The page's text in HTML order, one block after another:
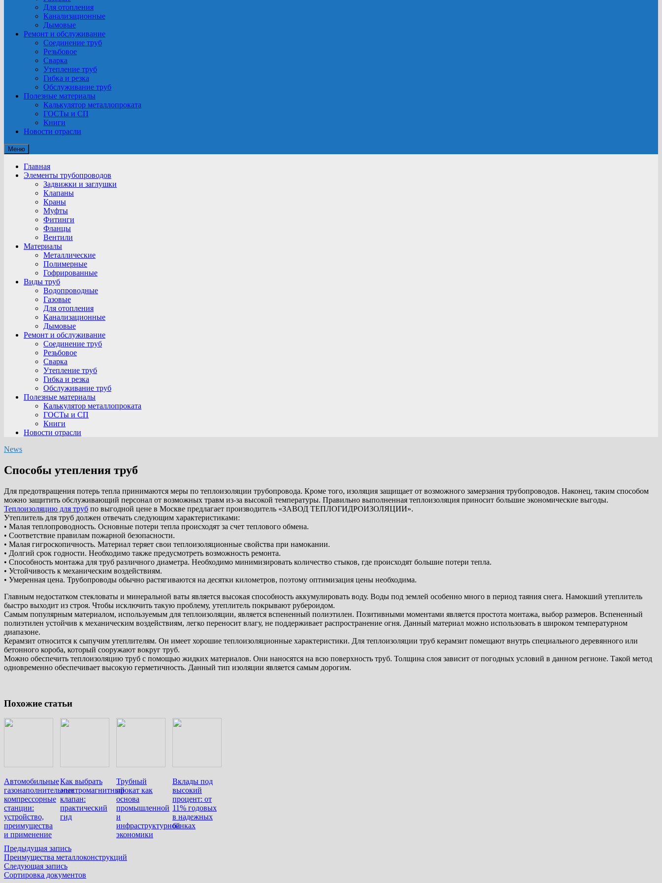
Для отопления
Канализационные
Дымовые
Ремонт и обслуживание
Соединение труб
Резьбовое
Сварка
Утепление труб
Гибка и резка
Обслуживание труб
Полезные материалы
Калькулятор металлопроката
ГОСТы и СП
Книги
Новости отрасли
Меню
Главная
Элементы трубопроводов
Задвижки и заглушки
Клапаны
Краны
Муфты
Фитинги
Фланцы
Вентили
Материалы
Металлические
Полимерные
Гофрированные
Виды труб
Водопроводные
Газовые
Для отопления
Канализационные
Дымовые
Ремонт и обслуживание
Соединение труб
Резьбовое
Сварка
Утепление труб
Гибка и резка
Обслуживание труб
Полезные материалы
Калькулятор металлопроката
ГОСТы и СП
Книги
Новости отрасли
News
Способы утепления труб
Для предотвращения потерь тепла принимаются меры по теплоизоляции трубопровода. Кроме того, изоляция защищает от возможного замерзания трубопроводов. Наконец, таким способом
можно защитить обслуживающий персонал от возможных травм из-за высокой температуры. Правильно выполненная теплоизоляция приносит большие экономические выгоды.
Теплоизоляцию для труб по выгодной цене в Москве предлагает производитель «ЗАВОД ТЕПЛОГИДРОИЗОЛЯЦИИ».
Утеплитель для труб должен отвечать следующим характеристиками:
• Малая теплопроводность. Основные потери тепла происходят за счет теплового обмена.
• Соответствие правилам пожарной безопасности.
• Малая гигроскопичность. Материал теряет свои теплоизоляционные свойства при намокании.
• Долгий срок годности. Необходимо также предусмотреть возможность ремонта.
• Способность монтажа для труб различного диаметра. Необходимо минимизировать количество стыков, где происходят большие потери тепла.
• Устойчивость к механическим воздействиям.
• Умеренная цена. Трубопроводы обычно растягиваются на десятки километров, поэтому оптимизация цены необходима.
Главным недостатком стекловаты и минеральной ваты является высокая способность аккумулировать воду. Воды под землей особенно много в период таяния снега. Намокший утеплитель
быстро выходит из строя. Чтобы исключить такую проблему, утеплитель покрывают рубероидом.
Самым популярным материалом, используемым для теплоизоляции, является вспененный полиэтилен. Позитивными моментами является простота монтажа, выбор размеров. Вспененный
полиэтилен устойчив к механическим воздействиям, легко переносит влагу, не поддерживает распространение огня. Данный материал можно использовать в широком температурном
диапазоне.
Керамзит относится к сыпучим утеплителям. Он имеет хорошие теплоизоляционные характеристики. Для теплоизоляции труб керамзит помещают внутрь специального деревянного или
бетонного короба, который сооружают вокруг труб.
Можно обеспечить теплоизоляцию труб с помощью жидких материалов. Они наносятся на всю поверхность труб. Толщина слоя зависит от погодных условий в данном регионе. Такой метод
одновременно обеспечивает высокую герметичность. Данный тип изоляции является самым дорогим.
Похожие статьи
Автомобильные
газонаполнительные
компрессорные
станции:
устройство,
преимущества
и применение
Как выбрать
электромагнитный
клапан:
практический
гид
Трубный
прокат как
основа
промышленной
и
инфраструктурной
экономики
Вклады под
высокий
процент: от
11% годовых
в надежных
банках
Навигация
по
записям
Предыдущая записьПредыдущая
запись:
Преимущества металлоконструкций
Следующая записьСледующая
запись:
Сортировка документов